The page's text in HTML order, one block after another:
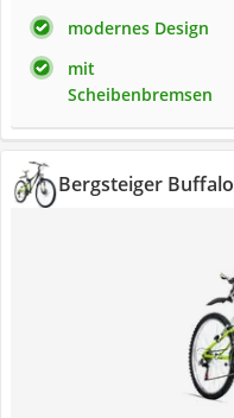
modernes Design
mit
Scheibenbremsen
Bergsteiger Buffalo